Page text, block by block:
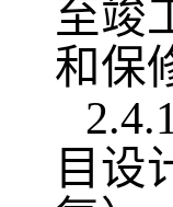
至竣
和保
目设